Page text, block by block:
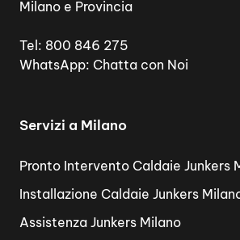
Milano e Provincia
Tel: 800 846 275
WhatsApp: Chatta con Noi
Servizi a Milano
Pronto Intervento Caldaie Junkers
Installazione Caldaie Junkers
Assistenza Junkers Milano